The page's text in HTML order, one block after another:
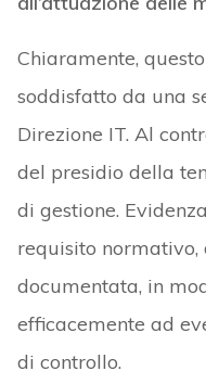
Chiaramente,
soddisfatto da una
Direzione IT. Al
del presidio della
di gestione.
requisito normativo,
documentata, in
efficacemente ad
di controllo.